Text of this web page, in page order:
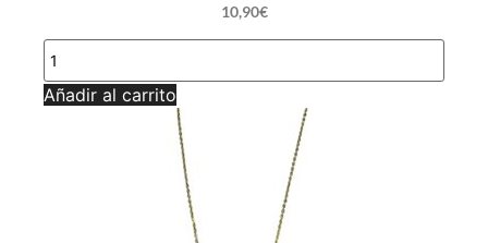
10,90€
GARGANTILLA
BARRA
C/CZ
AG
Añadir al carrito